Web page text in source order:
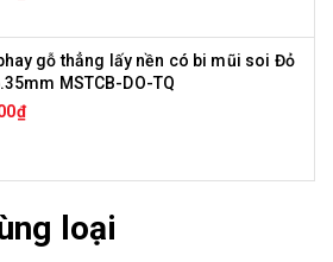
gỗ thẳng lấy nền có bi mũi soi Đỏ
MSTCB-DO-TQ
loại